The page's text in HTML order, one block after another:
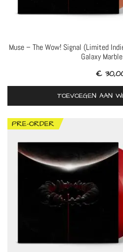
Muse – The Wow! Signal (Limited
Galaxy
€
TOEVOEGEN AAN
PRE-ORDER